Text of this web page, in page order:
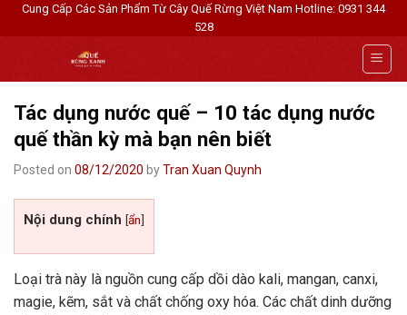
SkipCung Cấp Các Sản Phẩm Từ Cây Quế Rừng Việt Nam Hotline: 0931 344
528
Tác dụng nước quế – 10 tác dụng nước
quế thần kỳ mà bạn nên biết
Posted on 08/12/2020 byTran Xuan Quynh
Nội dung chính [ẩn]
Loại trà này là nguồn cung cấp dồi dào kali, mangan, canxi,
magie, kẽm, sắt và chất chống oxy hóa. Các chất dinh dưỡng